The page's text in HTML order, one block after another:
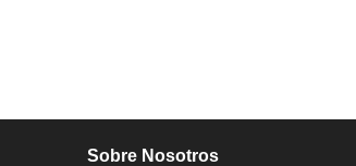
Sobre Nosotros